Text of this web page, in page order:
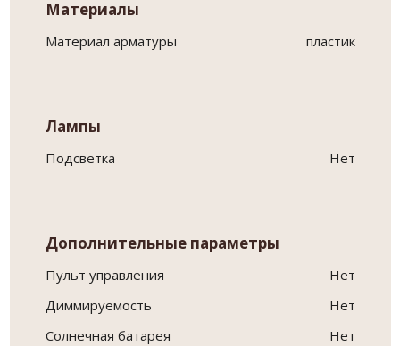
Материалы
Материал арматуры пластик
Лампы
Подсветка Нет
Дополнительные параметры
Пульт управления
Нет
Диммируемость
Нет
Солнечная батарея
Нет